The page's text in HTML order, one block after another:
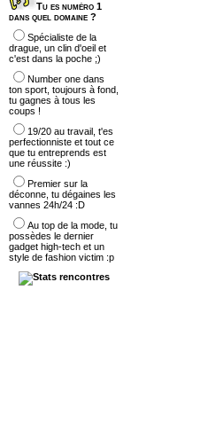
Tu es numéro 1
dans quel domaine ?
Spécialiste de la
drague, un clin d'oeil et
c'est dans la poche ;)
Number one dans
ton sport, toujours à fond,
tu gagnes à tous les
coups !
19/20 au travail, t'es
perfectionniste et tout ce
que tu entreprends est
une réussite :)
Premier sur la
déconne, tu dégaines les
vannes 24h/24 :D
Au top de la mode, tu
possèdes le dernier
gadget high-tech et un
style de fashion victim :p